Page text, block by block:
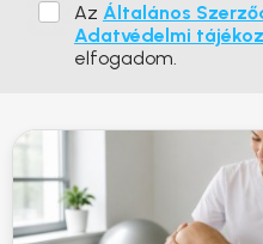
Az Általános
Adatvédelmi
elfogadom.